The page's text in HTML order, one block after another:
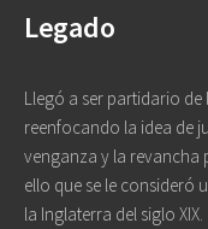
Legado
Llegó a ser partidario
reenfocando la idea de
venganza y la revancha
ello que se le consideró
la Inglaterra del siglo XIX.